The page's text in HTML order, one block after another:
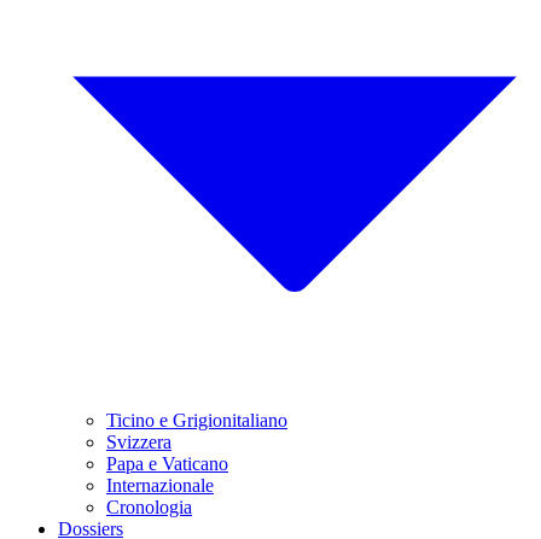
Ticino e Grigionitaliano
Svizzera
Papa e Vaticano
Internazionale
Cronologia
Dossiers